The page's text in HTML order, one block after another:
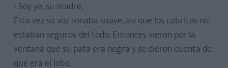
- Soy yo, su madre.
Esta vez su voz sonaba suave, así que los cabritos no
estaban seguros del todo. Entonces vieron por la
ventana que su pata era negra y se dieron cuenta de
que era el lobo.